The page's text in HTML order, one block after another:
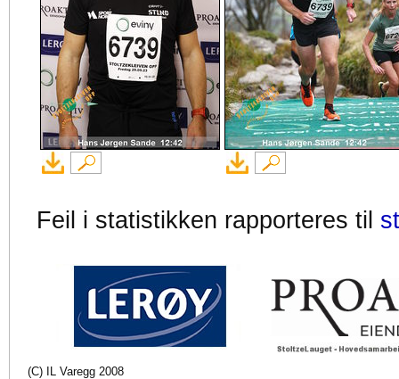
Feil i statistikken rapporteres til
(C) IL Varegg 2008